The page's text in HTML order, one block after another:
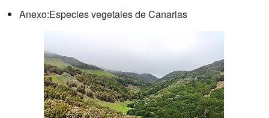
Anexo:Especies vegetales de Canarias